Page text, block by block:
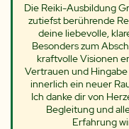
Die Reiki-Ausbildung
zutiefst berührende
deine liebevolle,
Besonders zum
kraftvolle Visionen
Vertrauen und
innerlich ein neuer
Ich danke dir von
Begleitung und
Erfahrung